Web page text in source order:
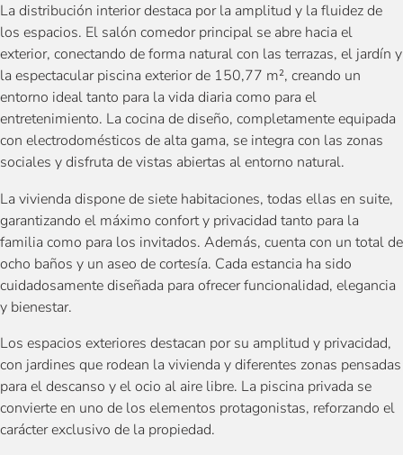
La distribución interior destaca por la amplitud y la fluidez de
los espacios. El salón comedor principal se abre hacia el
exterior, conectando de forma natural con las terrazas, el jardín y
la espectacular piscina exterior de 150,77 m², creando un
entorno ideal tanto para la vida diaria como para el
entretenimiento. La cocina de diseño, completamente equipada
con electrodomésticos de alta gama, se integra con las zonas
sociales y disfruta de vistas abiertas al entorno natural.
La vivienda dispone de siete habitaciones, todas ellas en suite,
garantizando el máximo confort y privacidad tanto para la
familia como para los invitados. Además, cuenta con un total de
ocho baños y un aseo de cortesía. Cada estancia ha sido
cuidadosamente diseñada para ofrecer funcionalidad, elegancia
y bienestar.
Los espacios exteriores destacan por su amplitud y privacidad,
con jardines que rodean la vivienda y diferentes zonas pensadas
para el descanso y el ocio al aire libre. La piscina privada se
convierte en uno de los elementos protagonistas, reforzando el
carácter exclusivo de la propiedad.